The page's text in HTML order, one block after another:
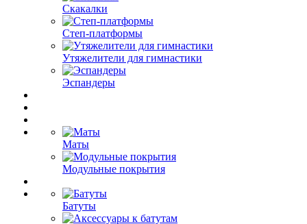
Скакалки
Степ-платформы
Утяжелители для гимнастики
Эспандеры
Маты
Модульные покрытия
Батуты